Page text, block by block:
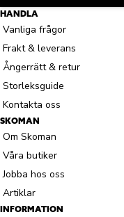
HANDLA
Vanliga frågor
Frakt & leverans
Ångerrätt & retur
Storleksguide
Kontakta oss
SKOMAN
Om Skoman
Våra butiker
Jobba hos oss
Artiklar
INFORMATION